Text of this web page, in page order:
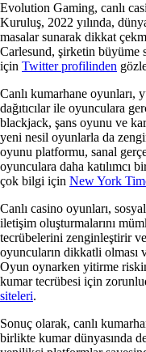
Evolution Gaming, canlı
Kuruluş, 2022 yılında,
masalar sunarak dikkat
Carlesund, şirketin büyüme
için Twitter profilinden
Canlı kumarhane oyunları,
dağıtıcılar ile oyunculara
blackjack, şans oyunu ve
yeni nesil oyunlarla da
oyunu platformu, sanal
oyunculara daha katılımcı
çok bilgi için New York
Canlı casino oyunları,
iletişim oluşturmalarını
tecrübelerini zenginleştirir
oyuncuların dikkatli olması
Oyun oynarken yitirme
kumar tecrübesi için
siteleri.
Sonuç olarak, canlı
birlikte kumar dünyasında